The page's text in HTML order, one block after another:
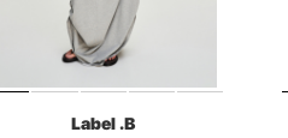
Label .B